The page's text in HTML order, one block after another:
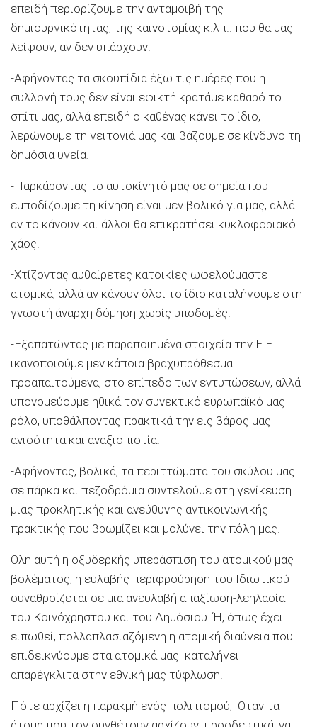
επειδή περιορίζουμε την ανταμοιβή της
δημιουργικότητας, της καινοτομίας κ.λπ.. που θα μας
λείψουν, αν δεν υπάρχουν.
-Αφήνοντας τα σκουπίδια έξω τις ημέρες που η
συλλογή τους δεν είναι εφικτή κρατάμε καθαρό το
σπίτι μας, αλλά επειδή ο καθένας κάνει το ίδιο,
λερώνουμε τη γειτονιά μας και βάζουμε σε κίνδυνο τη
δημόσια υγεία.
-Παρκάροντας το αυτοκίνητό μας σε σημεία που
εμποδίζουμε τη κίνηση είναι μεν βολικό για μας, αλλά
αν το κάνουν και άλλοι θα επικρατήσει κυκλοφοριακό
χάος.
-Χτίζοντας αυθαίρετες κατοικίες ωφελούμαστε
ατομικά, αλλά αν κάνουν όλοι το ίδιο καταλήγουμε στη
γνωστή άναρχη δόμηση χωρίς υποδομές.
-Εξαπατώντας με παραποιημένα στοιχεία την Ε.Ε
ικανοποιούμε μεν κάποια βραχυπρόθεσμα
προαπαιτούμενα, στο επίπεδο των εντυπώσεων, αλλά
υπονομεύουμε ηθικά τον συνεκτικό ευρωπαϊκό μας
ρόλο, υποθάλποντας πρακτικά την εις βάρος μας
ανισότητα και αναξιοπιστία.
-Αφήνοντας, βολικά, τα περιττώματα του σκύλου μας
σε πάρκα και πεζοδρόμια συντελούμε στη γενίκευση
μιας προκλητικής και ανεύθυνης αντικοινωνικής
πρακτικής που βρωμίζει και μολύνει την πόλη μας.
Όλη αυτή η οξυδερκής υπεράσπιση του ατομικού μας
βολέματος, η ευλαβής περιφρούρηση του Ιδιωτικού
συναθροίζεται σε μια ανευλαβή απαξίωση-λεηλασία
του Κοινόχρηστου και του Δημόσιου. Ή, όπως έχει
ειπωθεί, πολλαπλασιαζόμενη η ατομική διαύγεια που
επιδεικνύουμε στα ατομικά μας καταλήγει
απαρέγκλιτα στην εθνική μας τύφλωση.
Πότε αρχίζει η παρακμή ενός πολιτισμού; Όταν τα